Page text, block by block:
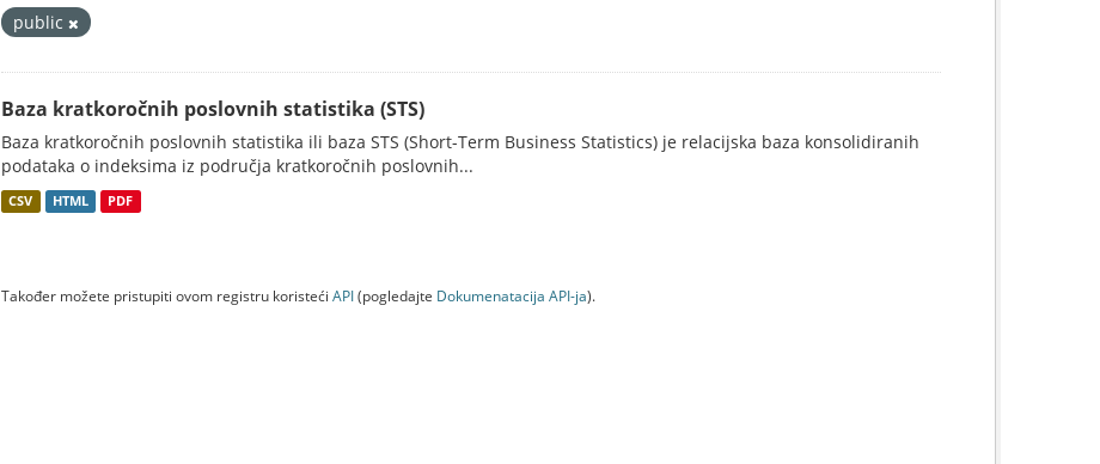
public
Baza kratkoročnih poslovnih statistika (STS)
Baza kratkoročnih poslovnih statistika ili baza STS (Short-Term Business Statistics) je relacijska baza konsolidiranih
podataka o indeksima iz područja kratkoročnih poslovnih...
CSV HTML PDF
Također možete pristupiti ovom registru koristeći API(pogledajte Dokumenаtаcijа API-jа).